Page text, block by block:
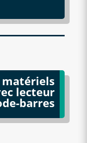
matériels
lecteur
barres